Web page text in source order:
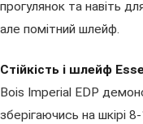
прогулянок та навіть
але помітний шлейф.
Стійкість і шлейф
Bois Imperial EDP
зберігаючись на шкірі